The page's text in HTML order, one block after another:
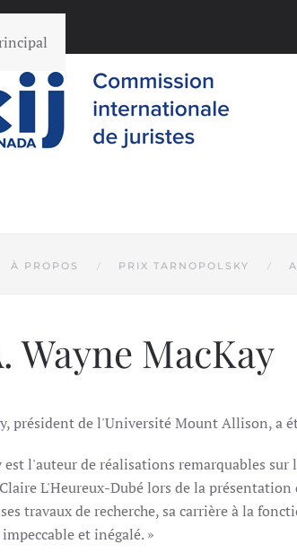
À PROPOS PRIX TARNOPOLSKY
Wayne MacKay
président de l'Université Mount Allison, a
est l'auteur de réalisations remarquables
L'Heureux-Dubé lors de la
travaux de recherche, sa carrière à la
et inégalé. »